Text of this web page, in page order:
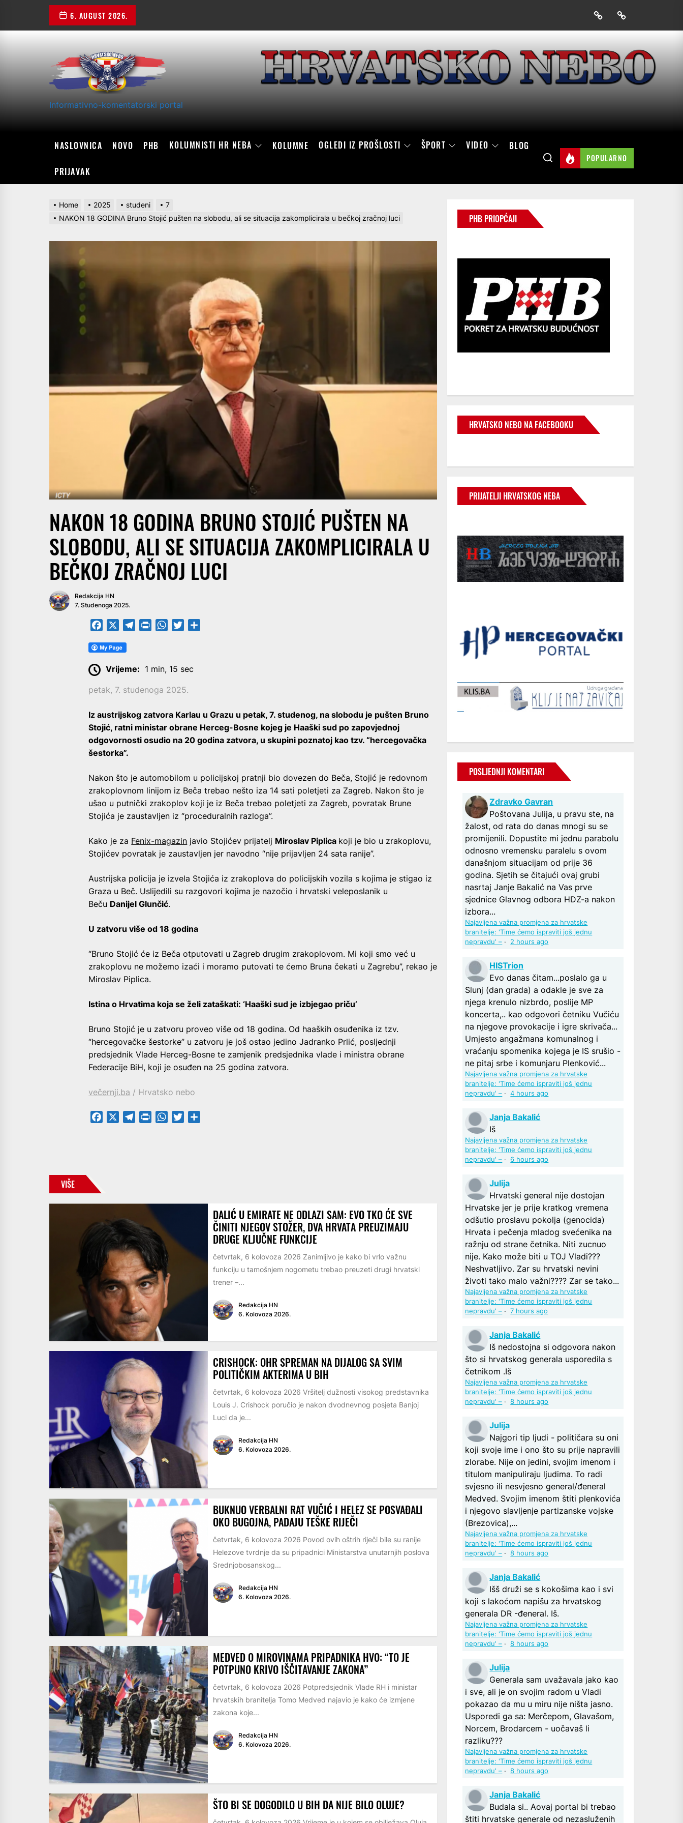
the
6. AUGUST 2026. PrijavakSkini
mobilnu
Hrvatskog
neba
Informativno-komentatorski portal
NASLOVNICA NOVO PHB KOLUMNISTI HR NEBA KOLUMNE OGLEDI IZ PROŠLOSTI ŠPORT VIDEO BLOG
PRIJAVAK
POPULARNO
Home 2025 studeni
7
NAKON 18 GODINA Bruno Stojić pušten na slobodu, ali se situacija zakomplicirala u bečkoj zračnoj luci
NAKON 18 GODINA BRUNO STOJIĆ PUŠTEN NA
SLOBODU, ALI SE SITUACIJA ZAKOMPLICIRALA U
BEČKOJ ZRAČNOJ LUCI
Redakcija HN
7. Studenoga 2025.
FacebookTelegramPrintFriendly
WhatsApp
Twitter
Vrijeme: 1 min, 15 sec
petak, 7. studenoga 2025.
Iz austrijskog zatvora Karlau u Grazu u petak, 7. studenog, na slobodu je pušten Bruno
Stojić, ratni ministar obrane Herceg-Bosne kojeg je Haaški sud po zapovjednoj
odgovornosti osudio na 20 godina zatvora, u skupini poznatoj kao tzv. “hercegovačka
šestorka”.
Nakon što je automobilom u policijskoj pratnji bio dovezen do Beča, Stojić je redovnom
zrakoplovnom linijom iz Beča trebao nešto iza 14 sati poletjeti za Zagreb. Nakon što je
ušao u putnički zrakoplov koji je iz Beča trebao poletjeti za Zagreb, povratak Brune
Stojića je zaustavljen iz “proceduralnih razloga”.
Kako je za Fenix-magazin javio Stojićev prijatelj Miroslav Piplica koji je bio u zrakoplovu,
Stojićev povratak je zaustavljen jer navodno “nije prijavljen 24 sata ranije”.
Austrijska policija je izvela Stojića iz zrakoplova do policijskih vozila s kojima je stigao iz
Graza u Beč. Uslijedili su razgovori kojima je nazočio i hrvatski veleposlanik u
Beču Danijel Glunčić.
U zatvoru više od 18 godina
“Bruno Stojić će iz Beča otputovati u Zagreb drugim zrakoplovom. Mi koji smo već u
zrakoplovu ne možemo izaći i moramo putovati te ćemo Bruna čekati u Zagrebu”, rekao je
Miroslav Piplica.
Istina o Hrvatima koja se želi zataškati: ‘Haaški sud je izbjegao priču’
Bruno Stojić je u zatvoru proveo više od 18 godina. Od haaških osuđenika iz tzv.
“hercegovačke šestorke” u zatvoru je još ostao jedino Jadranko Prlić, posljednji
predsjednik Vlade Herceg-Bosne te zamjenik predsjednika vlade i ministra obrane
Federacije BiH, koji je osuđen na 25 godina zatvora.
večernji.ba / Hrvatsko nebo
FacebookTelegramPrintFriendly
WhatsApp
Twitter
VIŠE
DALIĆ U EMIRATE NE ODLAZI SAM: EVO TKO ĆE SVE
ČINITI NJEGOV STOŽER, DVA HRVATA PREUZIMAJU
DRUGE KLJUČNE FUNKCIJE
četvrtak, 6 kolovoza 2026 Zanimljivo je kako bi vrlo važnu
funkciju u tamošnjem nogometu trebao preuzeti drugi hrvatski
trener –...
Redakcija HN
6. Kolovoza 2026.
CRISHOCK: OHR SPREMAN NA DIJALOG SA SVIM
POLITIČKIM AKTERIMA U BIH
četvrtak, 6 kolovoza 2026 Vršitelj dužnosti visokog predstavnika
Louis J. Crishock poručio je nakon dvodnevnog posjeta Banjoj
Luci da je...
Redakcija HN
6. Kolovoza 2026.
BUKNUO VERBALNI RAT VUČIĆ I HELEZ SE POSVAĐALI
OKO BUGOJNA, PADAJU TEŠKE RIJEČI
četvrtak, 6 kolovoza 2026 Povod ovih oštrih riječi bile su ranije
Helezove tvrdnje da su pripadnici Ministarstva unutarnjih poslova
Srednjobosanskog...
Redakcija HN
6. Kolovoza 2026.
MEDVED O MIROVINAMA PRIPADNIKA HVO: “TO JE
POTPUNO KRIVO IŠČITAVANJE ZAKONA”
četvrtak, 6 kolovoza 2026 Potpredsjednik Vlade RH i ministar
hrvatskih branitelja Tomo Medved najavio je kako će izmjene
zakona koje...
Redakcija HN
6. Kolovoza 2026.
ŠTO BI SE DOGODILO U BIH DA NIJE BILO OLUJE?
PHB PRIOPĆAJI
HRVATSKO NEBO NA FACEBOOKU
PRIJATELJI HRVATSKOG NEBA
POSLJEDNJI KOMENTARI
Zdravko Gavran
Poštovana Julija, u pravu ste, na
žalost, od rata do danas mnogi su se
promijenili. Dopustite mi jednu parabolu
odnosno vremensku paralelu s ovom
današnjom situacijam od prije 36
godina. Sjetih se čitajući ovaj grubi
nasrtaj Janje Bakalić na Vas prve
sjednice Glavnog odbora HDZ-a nakon
izbora...
Najavljena važna promjena za hrvatske
branitelje: 'Time ćemo ispraviti još jednu
nepravdu' – · 2 hours ago
HISTrion
Evo danas čitam...poslalo ga u
Slunj (dan grada) a odakle je sve za
njega krenulo nizbrdo, poslije MP
koncerta,.. kao odgovori četniku Vučiću
na njegove provokacije i igre skrivača...
Umjesto angažmana komunalnog i
vraćanju spomenika kojega je IS srušio -
ne pitaj srbe i komunjaru Plenković...
Najavljena važna promjena za hrvatske
branitelje: 'Time ćemo ispraviti još jednu
nepravdu' – ·4 hours ago
Janja Bakalić
Iš
Najavljena važna promjena za hrvatske
branitelje: 'Time ćemo ispraviti još jednu
nepravdu' – ·6 hours ago
Julija
Hrvatski general nije dostojan
Hrvatske jer je prije kratkog vremena
odšutio proslavu pokolja (genocida)
Hrvata i pečenja mladog svećenika na
ražnju od strane četnika. Niti zucnuo
nije. Kako može biti u TOJ Vladi???
Neshvatljivo. Zar su hrvatski nevini
životi tako malo važni???? Zar se tako...
Najavljena važna promjena za hrvatske
branitelje: 'Time ćemo ispraviti još jednu
nepravdu' – ·7 hours ago
Janja Bakalić
Iš nedostojna si odgovora nakon
što si hrvatskog generala usporedila s
četnikom .Iš
Najavljena važna promjena za hrvatske
branitelje: 'Time ćemo ispraviti još jednu
nepravdu' – ·8 hours ago
Julija
Najgori tip ljudi - političara su oni
koji svoje ime i ono što su prije napravili
zlorabe. Nije on jedini, svojim imenom i
titulom manipuliraju ljudima. To radi
svjesno ili nesvjesno general/đeneral
Medved. Svojim imenom štiti plenkovića
i njegovo slavljenje partizanske vojske
(Brezovica),...
Najavljena važna promjena za hrvatske
branitelje: 'Time ćemo ispraviti još jednu
nepravdu' – ·8 hours ago
Janja Bakalić
Išš druži se s kokošima kao i svi
koji s lakoćom napišu za hrvatskog
generala DR -đeneral. Iš.
Najavljena važna promjena za hrvatske
branitelje: 'Time ćemo ispraviti još jednu
nepravdu' – ·8 hours ago
Julija
Generala sam uvažavala jako kao
i sve, ali je on svojim radom u Vladi
pokazao da mu u miru nije ništa jasno.
Usporedi ga sa: Merčepom, Glavašom,
Norcem, Brodarcem - uočavaš li
razliku???
Najavljena važna promjena za hrvatske
branitelje: 'Time ćemo ispraviti još jednu
nepravdu' – ·8 hours ago
Janja Bakalić
Budala si.. Aovaj portal bi trebao
štiti hrvatske generale od nezasluženih